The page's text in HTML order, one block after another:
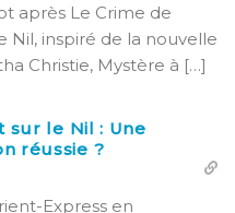
après Le Crime de
Nil, inspiré de la nouvelle
Christie, Mystère à […]
sur le Nil : Une
réussie ?
Express en